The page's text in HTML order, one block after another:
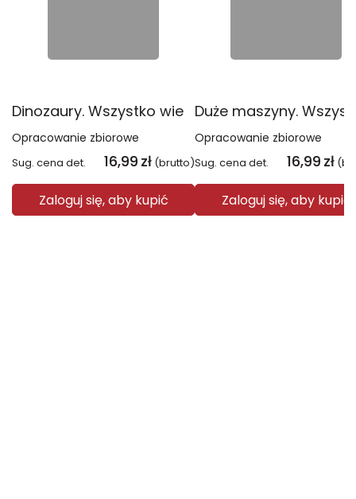
Opracowanie zbiorowe
Sug. cena det. 16,99 zł (brutto)
Zaloguj się, aby kupić
Opracowanie zbiorowe
Sug. cena det. 16,99 zł
Zaloguj się, aby kupić